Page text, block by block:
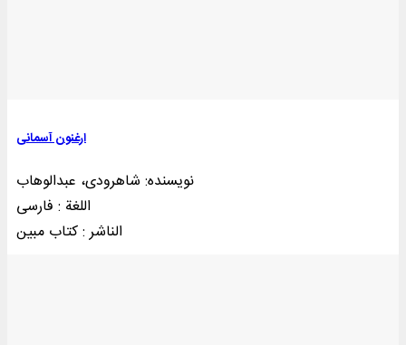
ارغنون آسمانی
نویسنده: شاهرودی، عبدالوهاب
اللغة : فارسی
الناشر : کتاب مبين